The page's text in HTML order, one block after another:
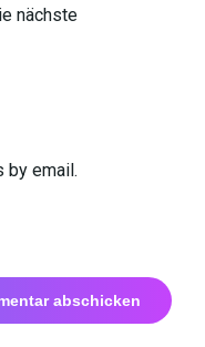
nächste
by email.